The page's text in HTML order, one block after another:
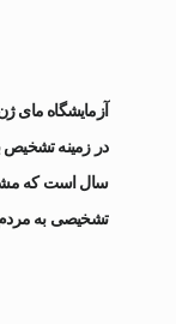
سال است که
تشخیصی به